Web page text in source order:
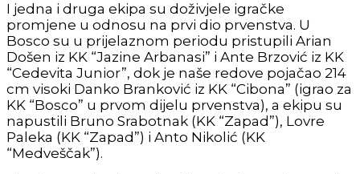
I jedna i druga ekipa su doživjele igračke
promjene u odnosu na prvi dio prvenstva. U
Bosco su u prijelaznom periodu pristupili Arian
Došen iz KK “Jazine Arbanasi” i Ante Brzović iz KK
“Cedevita Junior”, dok je naše redove pojačao 214
cm visoki Danko Branković iz KK “Cibona” (igrao za
KK “Bosco” u prvom dijelu prvenstva), a ekipu su
napustili Bruno Srabotnak (KK “Zapad”), Lovre
Paleka (KK “Zapad”) i Anto Nikolić (KK
“Medveščak”).